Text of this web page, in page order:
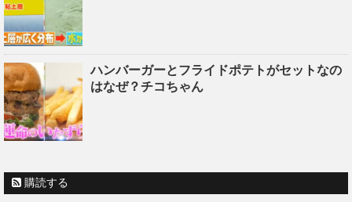
ハンバーガーとフライドポテトがセットなの
はなぜ？チコちゃん
購読する